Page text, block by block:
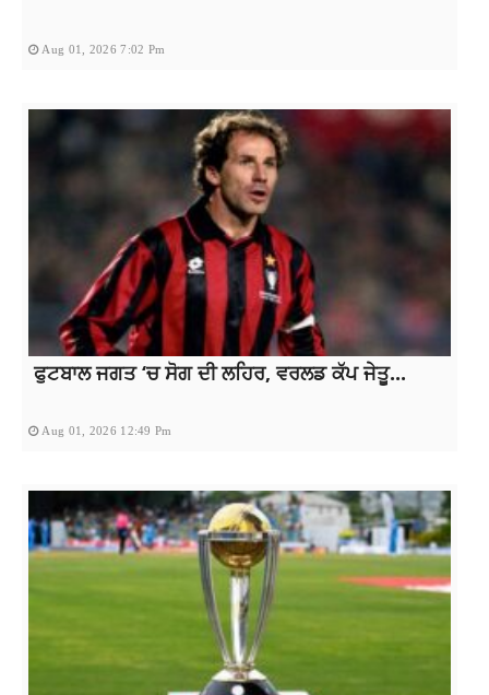
Aug 01, 2026 7:02 Pm
ਫੁਟਬਾਲ ਜਗਤ ‘ਚ ਸੋਗ ਦੀ ਲਹਿਰ, ਵਰਲਡ ਕੱਪ ਜੇਤੂ...
Aug 01, 2026 12:49 Pm